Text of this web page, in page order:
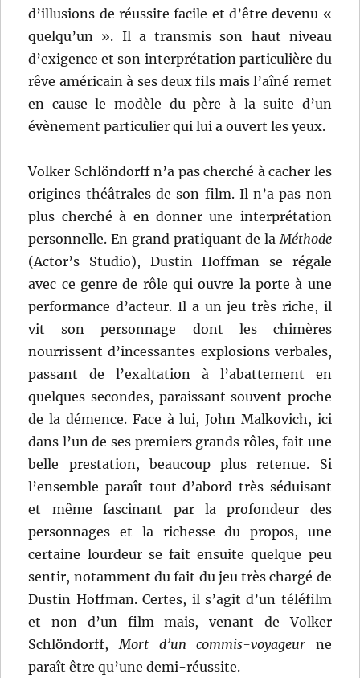
d’illusions de réussite facile et d’être devenu «
quelqu’un ». Il a transmis son haut niveau
d’exigence et son interprétation particulière du
rêve américain à ses deux fils mais l’aîné remet
en cause le modèle du père à la suite d’un
évènement particulier qui lui a ouvert les yeux.
Volker Schlöndorff n’a pas cherché à cacher les
origines théâtrales de son film. Il n’a pas non
plus cherché à en donner une interprétation
personnelle. En grand pratiquant de la Méthode
(Actor’s Studio), Dustin Hoffman se régale
avec ce genre de rôle qui ouvre la porte à une
performance d’acteur. Il a un jeu très riche, il
vit son personnage dont les chimères
nourrissent d’incessantes explosions verbales,
passant de l’exaltation à l’abattement en
quelques secondes, paraissant souvent proche
de la démence. Face à lui, John Malkovich, ici
dans l’un de ses premiers grands rôles, fait une
belle prestation, beaucoup plus retenue. Si
l’ensemble paraît tout d’abord très séduisant
et même fascinant par la profondeur des
personnages et la richesse du propos, une
certaine lourdeur se fait ensuite quelque peu
sentir, notamment du fait du jeu très chargé de
Dustin Hoffman. Certes, il s’agit d’un téléfilm
et non d’un film mais, venant de Volker
Schlöndorff, Mort d’un commis-voyageur ne
paraît être qu’une demi-réussite.